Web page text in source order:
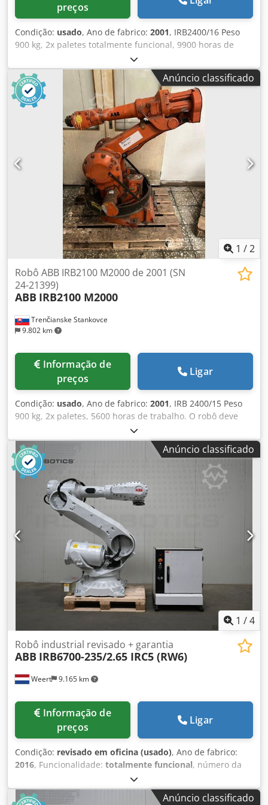
preços
Condição: usado, Ano de fabrico: 2001, IRB2400/16 Peso
900 kg, 2x paletes totalmente funcional, 9900 horas de
trabalho, cabos, teachpendant, capacidade de carga 16 kg,
alcance: 2,4 m Djdexq Aaxjpfx Af Dock
Anúncio classificado
1 /2
Trenčianske Stankovce
9.802 km
Robô ABB IRB2100 M2000 de 2001 (SN
24-21399)
ABB IRB2100 M2000
preços
Ligar
Condição: usado, Ano de fabrico: 2001, IRB 2400/15 Peso
900 kg, 2x paletes, 5600 horas de trabalho. O robô deve
estar funcional, tudo está iniciado, mas o painel não pode
ser conectado. Sem cabos, sem teach pendant.
Capacidade de carga: 16 kg. Alcance: 2,4 m. Dcodpfxjxq
Acto Af Dsk
Anúncio classificado
1 /4
Weert 9.165 km
Robô industrial revisado + garantia
ABB IRB6700-235/2.65 IRC5 (RW6)
preços
Ligar
Condição: revisado em oficina (usado), Ano de fabrico:
2016, Funcionalidade: totalmente funcional, número da
IRB6700-235/2.65 IRC5 (RW6)
capacidade de carga:235 kg, alcance do braço:2.650 mm,
fabricante de controladores:
, modelo de controlador:
Anúncio classificado